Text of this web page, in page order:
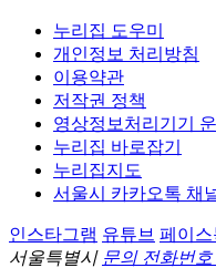
누리집 도우미
개인정보 처리방침
이용약관
저작권 정책
영상정보처리기기
누리집 바로잡기
누리집지도
서울시 카카오톡 채
인스타그램 유튜브 페이스
서울특별시 문의 전화번